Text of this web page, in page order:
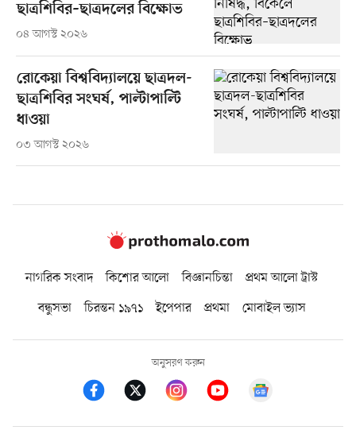
ছাত্রশিবির–ছাত্রদলের বিক্ষোভ
০৪ আগস্ট ২০২৬
রোকেয়া বিশ্ববিদ্যালয়ে ছাত্রদল-
ছাত্রশিবির সংঘর্ষ, পাল্টাপাল্টি
ধাওয়া
০৩ আগস্ট ২০২৬
নাগরিক সংবাদ কিশোর আলো বিজ্ঞানচিন্তা
প্রথম আলো ট্রাস্ট
বন্ধুসভা
চিরন্তন ১৯৭১ ইপেপার প্রথমা মোবাইল ভ্যাস
অনুসরণ করুন